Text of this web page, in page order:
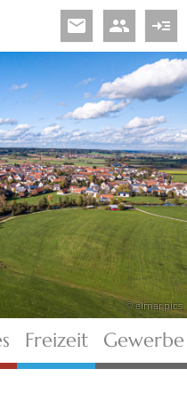
read_more
people
email
© elmar.pics
Freizeit Gewerbe